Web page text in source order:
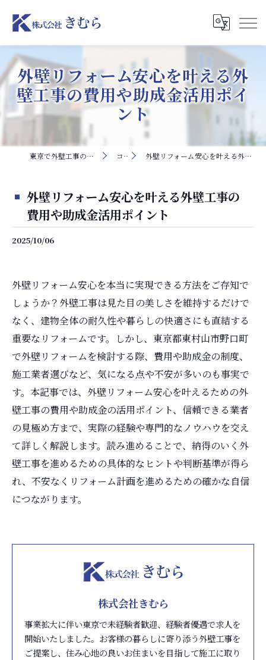
外壁リフォーム安心を叶える外
壁工事の費用や助成金活用ポイ
ント
東京で外壁工事の求人なら株式会社きむら コラム 外壁リフォーム安心を叶える外壁工事の費用や助成金活用ポイント
外壁リフォーム安心を叶える外壁工事の
費用や助成金活用ポイント
2025/10/06
外壁リフォーム安心を本当に実現できる方法をご存知で
しょうか？外壁工事は見た目の美しさを維持するだけで
なく、建物全体の耐久性や暮らしの快適さにも直結する
重要なリフォームです。しかし、東京都東村山市野口町
で外壁リフォームを検討する際、費用や助成金の制度、
施工業者選びなど、気になる点や不安が多いのも事実で
す。本記事では、外壁リフォーム安心を叶えるための外
壁工事の費用や助成金の活用ポイント、信頼できる業者
の見極め方まで、実際の経験や専門的なノウハウを交え
て詳しく解説します。読み進めることで、納得のいく外
壁工事を進めるための具体的なヒントや判断基準が得ら
れ、不安なくリフォーム計画を進めるための確かな自信
につながります。
株式会社きむら
事業拡大に伴い東京で未経験者歓迎、経験者優遇で求人を
開始いたしました。お客様の暮らしに寄り添う外壁工事を
ご提案し、住み心地の良いお住まいを目指して施工に取り